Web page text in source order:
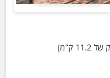
ק"מ)